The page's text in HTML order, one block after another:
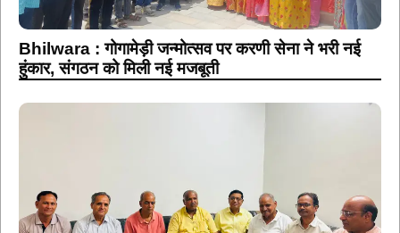
Bhilwara : गोगामेड़ी जन्मोत्सव पर करणी सेना ने भरी नई
हुंकार, संगठन को मिली नई मजबूती